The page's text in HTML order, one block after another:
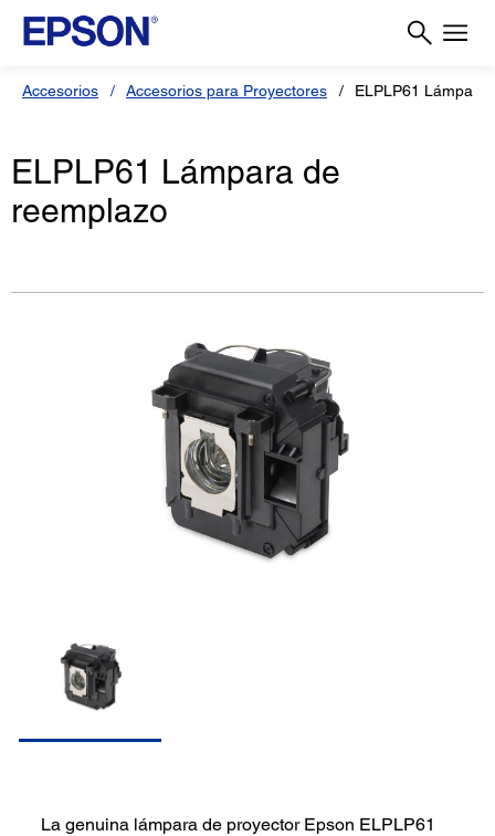
Accesorios Accesorios para Proyectores ELPLP61 Lámpara
ELPLP61 Lámpara de
reemplazo
La genuina lámpara de proyector Epson ELPLP61